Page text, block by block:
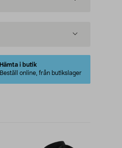
Hämta i butik
Beställ online, från butikslager